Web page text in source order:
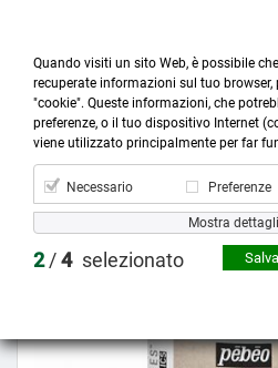

Prodotti

Account

Cerca
Prezzo scontato
Quando visiti un sito Web, è possibile
recuperate informazioni sul tuo
"cookie". Queste informazioni, che
preferenze, o il tuo dispositivo Internet
viene utilizzato principalmente per far
Necessario Preferenze
Mostra dettagli
2/4 selezionato